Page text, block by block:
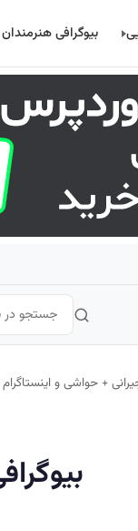
بیوگرافی هنرمندان
+ حواشی و اینستاگرام